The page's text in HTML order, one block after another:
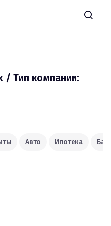
/ Тип компании:
Авто Ипотека